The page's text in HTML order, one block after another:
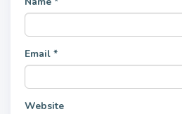
Email *
Website